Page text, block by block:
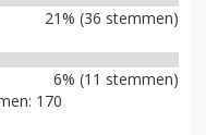
21% (36 stemmen)
6% (11 stemmen)
170